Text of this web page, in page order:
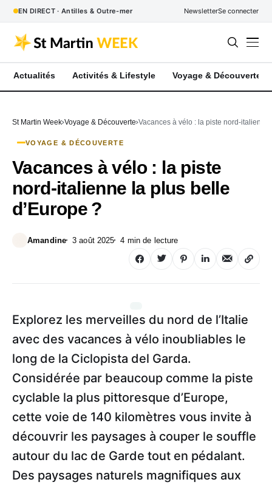
EN DIRECT · Antilles & Outre-mer NewsletterSe connecter
Actualités Activités & Lifestyle Voyage & Découverte
St Martin Week Voyage & Découverte Vacances à vélo : la piste nord‑italienne
VOYAGE & DÉCOUVERTE
Vacances à vélo : la piste
nord‑italienne la plus belle
d’Europe ?
Amandine 3 août 2025 4 min de lecture
Explorez les merveilles du nord de l’Italie
avec des vacances à vélo inoubliables le
long de la Ciclopista del Garda.
Considérée par beaucoup comme la piste
cyclable la plus pittoresque d’Europe,
cette voie de 140 kilomètres vous invite à
découvrir les paysages à couper le souffle
autour du lac de Garde tout en pédalant.
Des paysages naturels magnifiques aux